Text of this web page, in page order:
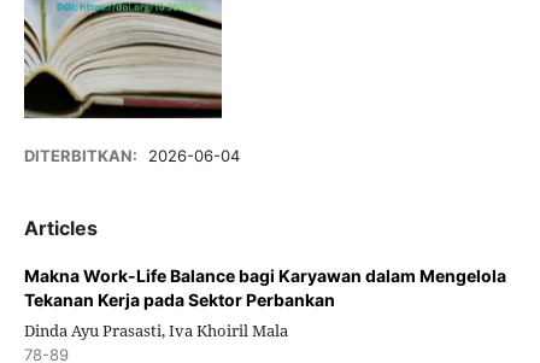
DITERBITKAN: 2026-06-04
Articles
Makna Work-Life Balance bagi Karyawan dalam Mengelola
Tekanan Kerja pada Sektor Perbankan
Dinda Ayu Prasasti, Iva Khoiril Mala
78-89